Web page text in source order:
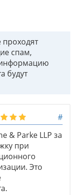
спам,
будут
#
& Parke LLP за
при
Это